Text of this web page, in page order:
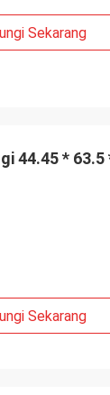
Sekarang
44.45 * 63.5
Sekarang